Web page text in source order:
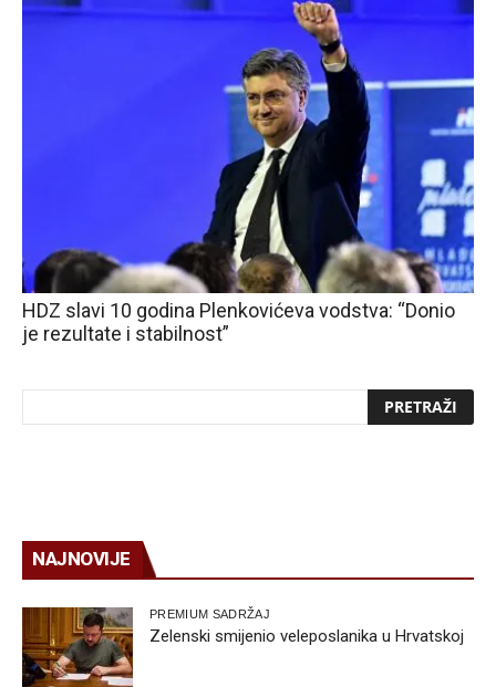
HDZ slavi 10 godina Plenkovićeva vodstva: “Donio
je rezultate i stabilnost”
NAJNOVIJE
PREMIUM SADRŽAJ
Zelenski smijenio veleposlanika u Hrvatskoj